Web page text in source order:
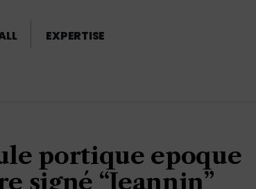
EXPERTISE
portique epoque
signé “Jeannin”